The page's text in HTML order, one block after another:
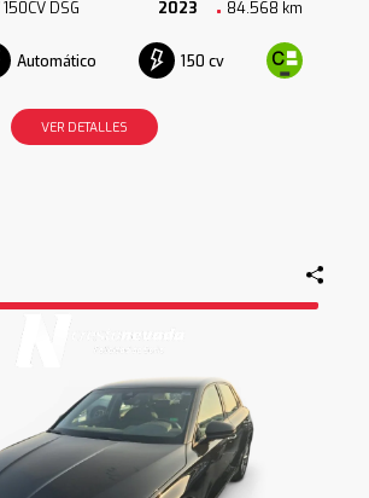
DSG 2023 84.568 km
Automático 150 cv
VER DETALLES